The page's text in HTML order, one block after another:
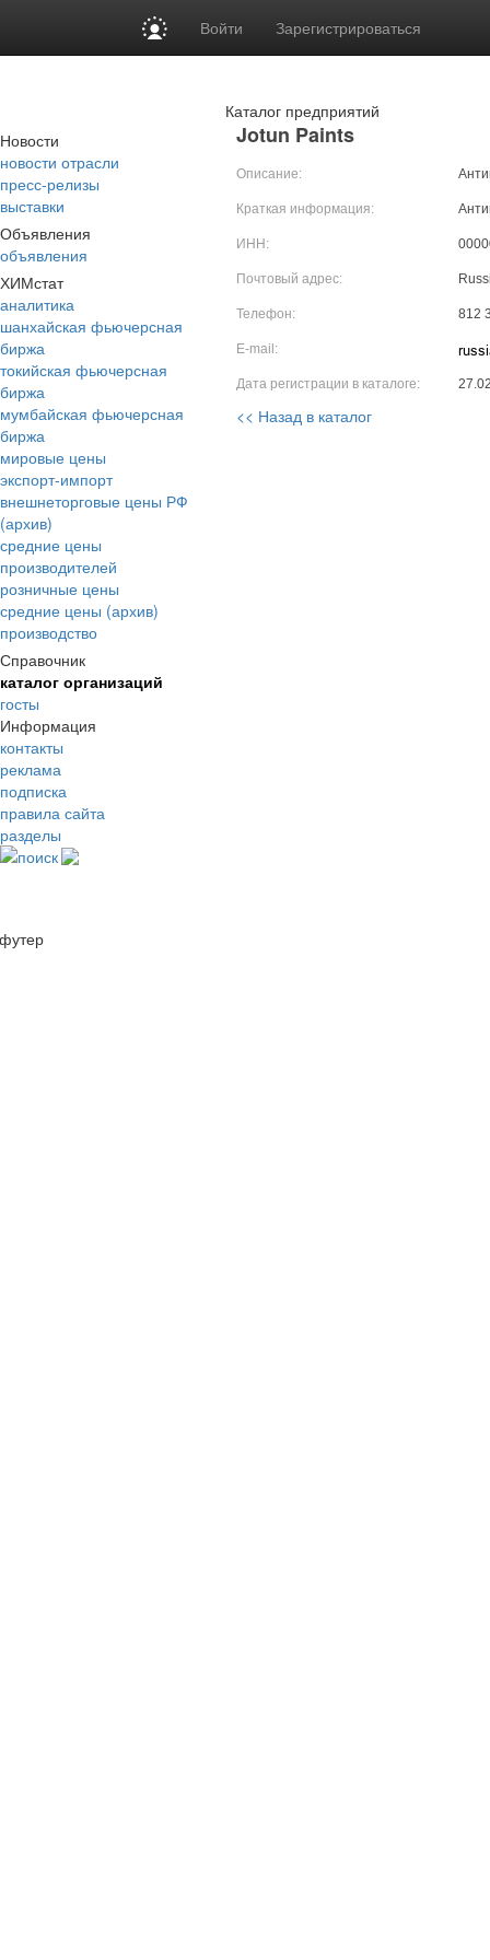
Войти Зарегистрироваться
Новости
новости отрасли
пресс-релизы
выставки
Объявления
объявления
ХИМстат
аналитика
шанхайская фьючерсная
биржа
токийская фьючерсная
биржа
мумбайская фьючерсная
биржа
мировые цены
экспорт-импорт
внешнеторговые цены РФ
(архив)
средние цены
производителей
розничные цены
средние цены (архив)
производство
Справочник
каталог организаций
госты
Информация
контакты
реклама
подписка
правила сайта
разделы
поиск
Каталог предприятий
Jotun Paints
Описание:
Краткая информация:
ИНН:
Почтовый адрес:
Телефон: 812
E-mail:
Дата регистрации в каталоге:
<< Назад в каталог
футер